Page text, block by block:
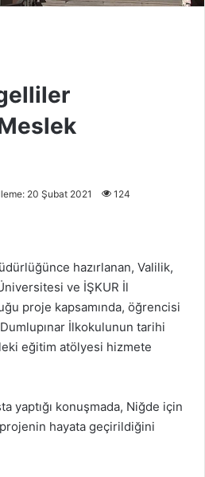
20 Şubat 2021 124
hazırlanan, Valilik,
ve İŞKUR İl
proje kapsamında, öğrencisi
İlkokulunun tarihi
eğitim atölyesi hizmete
yaptığı konuşmada, Niğde için
hayata geçirildiğini